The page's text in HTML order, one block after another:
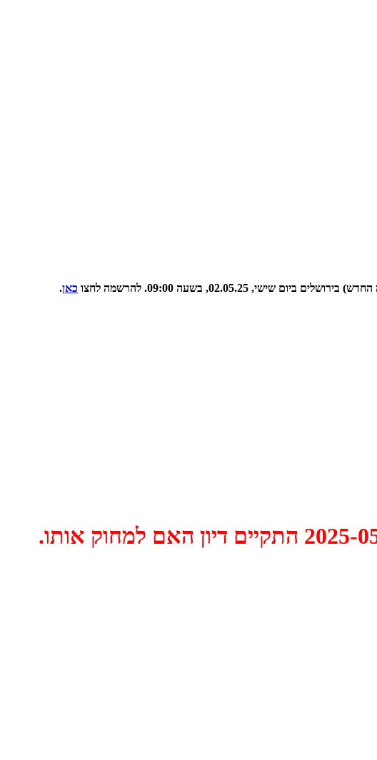
בשעה 09:00. להרשמה לחצו
כאן.